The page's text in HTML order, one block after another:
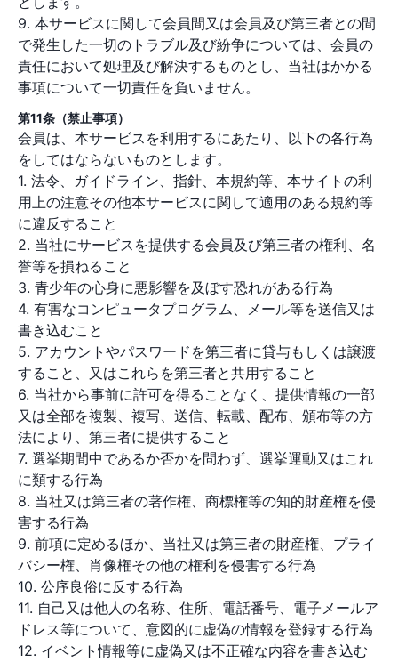
9. 本サービスに関して会員間又は会員及び第三者との間
で発生した一切のトラブル及び紛争については、会員の
責任において処理及び解決するものとし、当社はかかる
事項について一切責任を負いません。
第11条（禁止事項）
会員は、本サービスを利用するにあたり、以下の各行為
をしてはならないものとします。
1. 法令、ガイドライン、指針、本規約等、本サイトの利
用上の注意その他本サービスに関して適用のある規約等
に違反すること
2. 当社にサービスを提供する会員及び第三者の権利、名
誉等を損ねること
3. 青少年の心身に悪影響を及ぼす恐れがある行為
4. 有害なコンピュータプログラム、メール等を送信又は
書き込むこと
5. アカウントやパスワードを第三者に貸与もしくは譲渡
すること、又はこれらを第三者と共用すること
6. 当社から事前に許可を得ることなく、提供情報の一部
又は全部を複製、複写、送信、転載、配布、頒布等の方
法により、第三者に提供すること
7. 選挙期間中であるか否かを問わず、選挙運動又はこれ
に類する行為
8. 当社又は第三者の著作権、商標権等の知的財産権を侵
害する行為
9. 前項に定めるほか、当社又は第三者の財産権、プライ
バシー権、肖像権その他の権利を侵害する行為
10. 公序良俗に反する行為
11. 自己又は他人の名称、住所、電話番号、電子メールア
ドレス等について、意図的に虚偽の情報を登録する行為
12. イベント情報等に虚偽又は不正確な内容を書き込む